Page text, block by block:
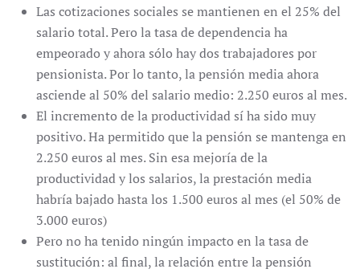
Las cotizaciones sociales se mantienen en el 25% del
salario total. Pero la tasa de dependencia ha
empeorado y ahora sólo hay dos trabajadores por
pensionista. Por lo tanto, la pensión media ahora
asciende al 50% del salario medio: 2.250 euros al mes.
El incremento de la productividad sí ha sido muy
positivo. Ha permitido que la pensión se mantenga en
2.250 euros al mes. Sin esa mejoría de la
productividad y los salarios, la prestación media
habría bajado hasta los 1.500 euros al mes (el 50% de
3.000 euros)
Pero no ha tenido ningún impacto en la tasa de
sustitución: al final, la relación entre la pensión